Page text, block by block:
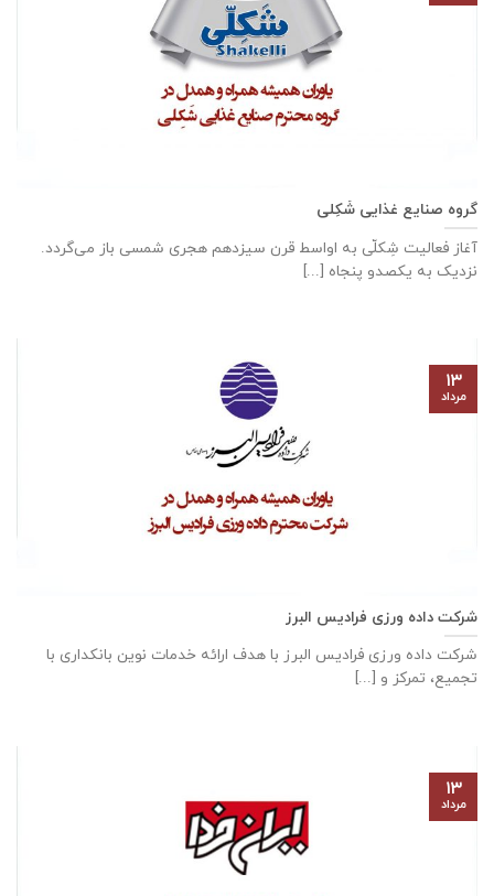
گروه صنایع غذایی شَکِلی
آغاز فعالیت شِکلّی به اواسط قرن سیزدهم هجری شمسی باز می‌گردد.
نزدیک به یکصدو پنجاه [...]
شرکت داده ورزی فرادیس البرز
شرکت داده ‌ورزی فرادیس البرز با هدف ارائه خدمات نوین بانکداری با
تجمیع، تمرکز و [...]
۱۳
مرداد
۱۳
مرداد